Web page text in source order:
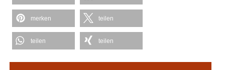
merken teilen
teilen teilen